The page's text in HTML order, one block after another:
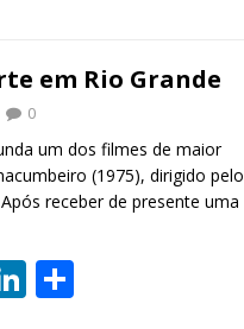
e
dI
n
e
em Rio Grande
0
um dos filmes de maior
(1975), dirigido pelo
receber de presente uma
Li